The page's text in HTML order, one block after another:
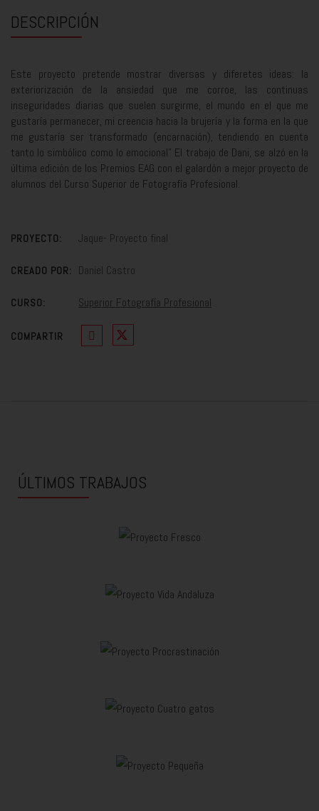
DESCRIPCIÓN
Este proyecto pretende mostrar diversas y diferetes ideas: la
exteriorización de la ansiedad que me corroe, las continuas
inseguridades diarias que suelen surgirme, el mundo en el que me
gustaría permanecer, mi creencia hacia la brujería y la forma en la que
me gustaría ser transformado (encarnación), tendiendo en cuenta
tanto lo simbólico como lo emocional" El trabajo de Dani, se alzó en la
última edición de los Premios EAG con el galardón a mejor proyecto de
alumnos del Curso Superior de Fotografía Profesional.
PROYECTO: Jaque- Proyecto final
CREADO POR: Daniel Castro
CURSO: Superior Fotografía Profesional
COMPARTIR
ÚLTIMOS TRABAJOS